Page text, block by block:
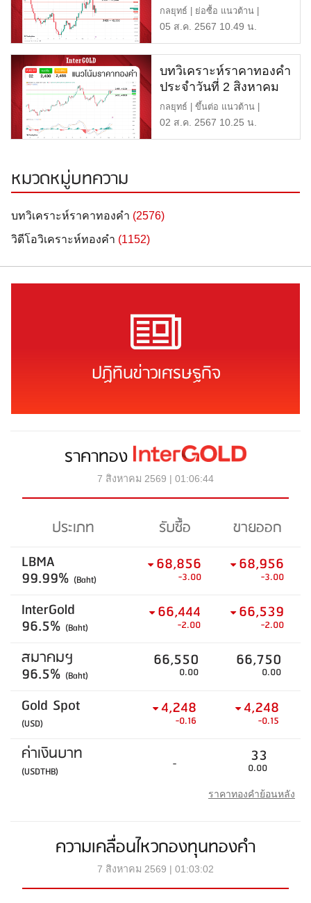
2567
กลยุทธ์ | ย่อซื้อ แนวต้าน |
$2,450 หรือ 41,000 บาท […]
05 ส.ค. 2567 10.49 น.
บทวิเคราะห์ราคาทองคำ
ประจำวันที่ 2 สิงหาคม
2567
กลยุทธ์ | ขึ้นต่อ แนวต้าน |
$2,455 หรือ 41,200 บาท […]
02 ส.ค. 2567 10.25 น.
หมวดหมู่บทความ
บทวิเคราะห์ราคาทองคำ (2576)
วิดีโอวิเคราะห์ทองคำ (1152)
ปฏิทินข่าวเศรษฐกิจ
ราคาทอง
7 สิงหาคม 2569 | 01:06:44
ประเภท รับซื้อ
ขายออก
LBMA
99.99% (Baht)
68,856
-3.00
68,956
-3.00
InterGold
96.5% (Baht)
66,444
-2.00
66,539
-2.00
สมาคมฯ
96.5% (Baht)
66,550
0.00
66,750
0.00
Gold Spot
(USD)
4,248
-0.16
4,248
-0.15
ค่าเงินบาท
(USDTHB) - 33
0.00
ราคาทองคำย้อนหลัง
ความเคลื่อนไหวกองทุนทองคำ
7 สิงหาคม 2569 | 01:03:02